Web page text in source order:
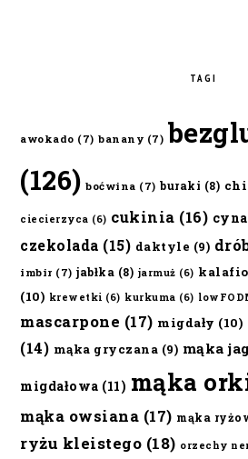
TAGI
awokado (7) banany (7)
(126) boćwina (7) buraki (8)
ciecierzyca (6) cukinia (16)
czekolada (15) daktyle (9)
imbir (7) jabłka (8) jarmuż (6)
(10) krewetki (6) kurkuma (6)
mascarpone (17) migdały (10)
(14) mąka gryczana (9) mąka
migdałowa (11) mąka
mąka owsiana (17) mąka
ryżu kleistego (18) orzechy